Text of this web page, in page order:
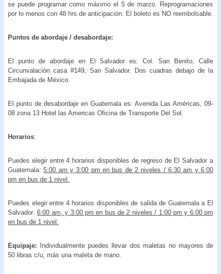
se puede programar como máximo el 5 de marzo. Reprogramaciones
por lo menos con 48 hrs de anticipación. El boleto es NO reembolsable.
Puntos de abordaje / desabordaje:
El punto de abordaje en El Salvador es: Col. San Benito, Calle
Circunvalación casa #149, San Salvador. Dos cuadras debajo de la
Embajada de México.
El punto de desabordaje en Guatemala es: Avenida Las Américas, 09-
08 zona 13 Hotel las Americas Oficina de Transporte Del Sol.
Horarios:
Puedes elegir entre 4 horarios disponibles de regreso de El Salvador a
Guatemala:5:00 am y 3:00 pm en bus de 2 niveles / 6:30 am y 6:00
pm en bus de 1 nivel.
Puedes elegir entre 4 horarios disponibles de salida de Guatemala a El
Salvador:6:00 am, y 3:00 pm en bus de 2 niveles / 1:00 pm y 6:00 pm
en bus de 1 nivel.
Equipaje: Individualmente puedes llevar dos maletas no mayores de
50 libras c/u, más una maleta de mano.